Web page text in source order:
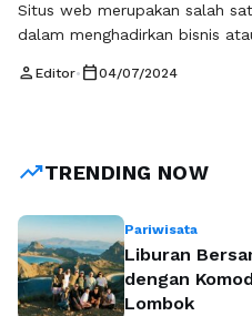
Situs web merupakan salah
dalam menghadirkan bisnis
untuk menarik perhatian
person Editor• calendar_today04/07/2024
trending_upTRENDING NOW
Pariwisata
Liburan
dengan
Lombok